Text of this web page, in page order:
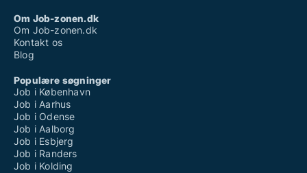
Om Job-zonen.dk
Om Job-zonen.dk
Kontakt os
Blog
Populære søgninger
Job i København
Job i Aarhus
Job i Odense
Job i Aalborg
Job i Esbjerg
Job i Randers
Job i Kolding